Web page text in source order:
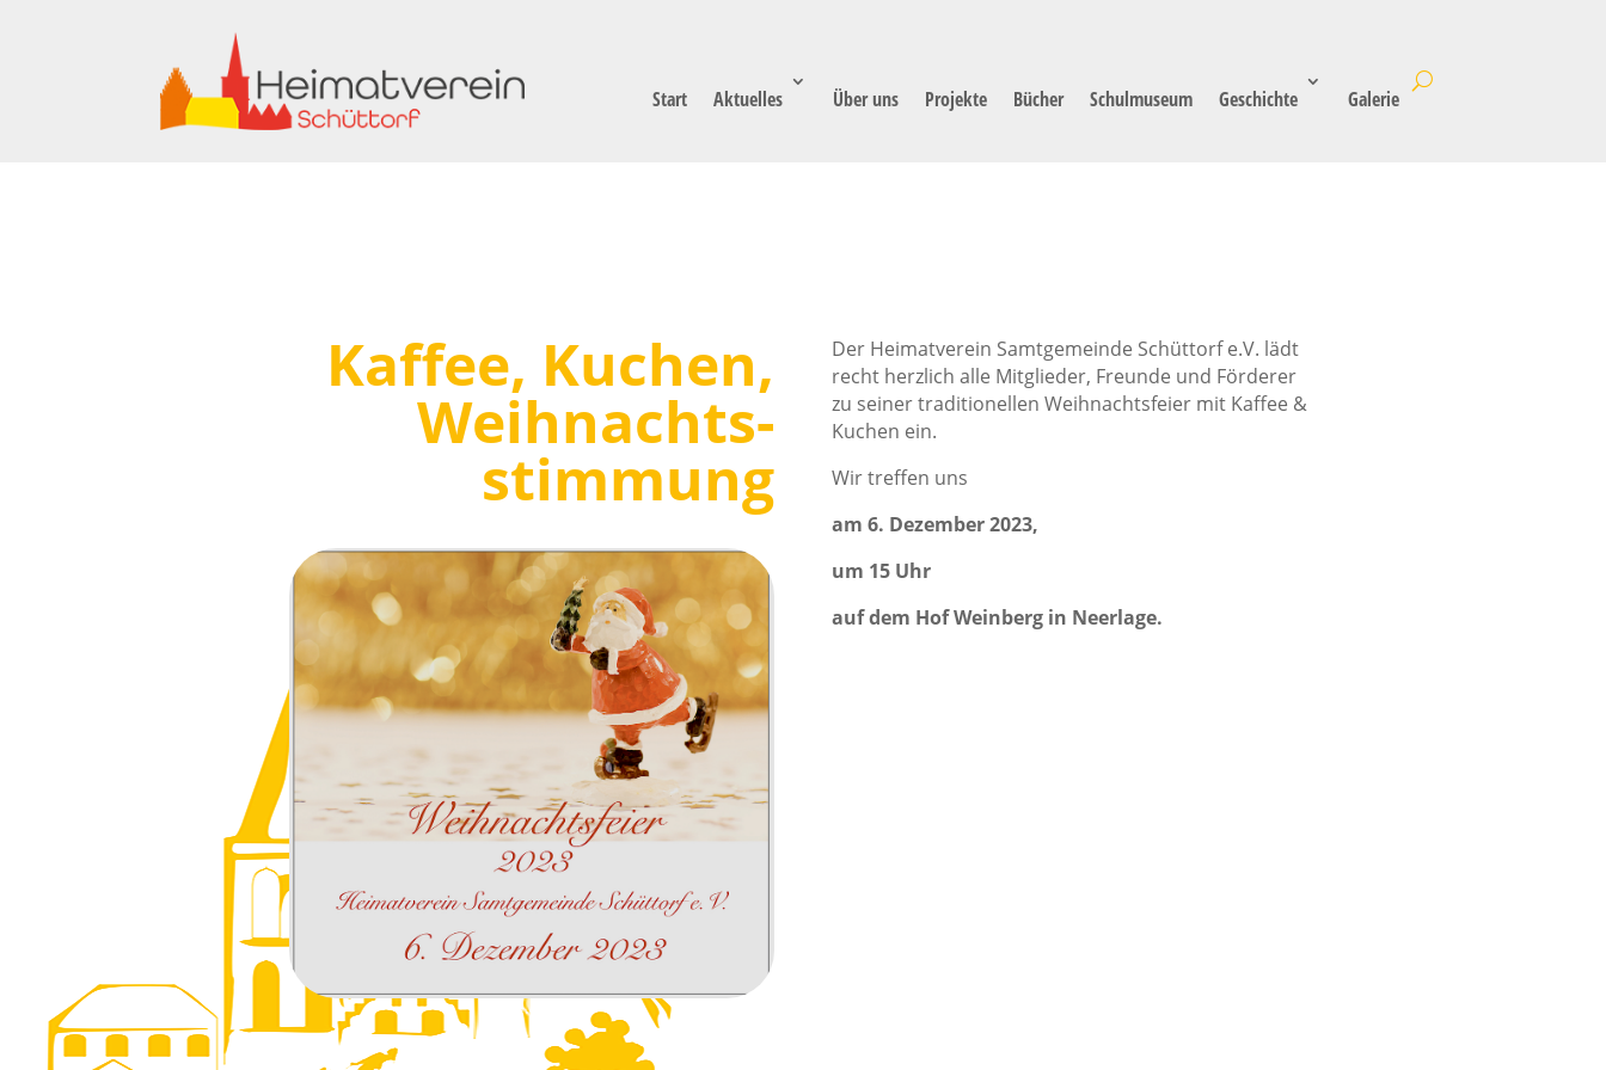
Start Aktuelles Über uns Projekte Bücher Schulmuseum Geschichte Galerie
Kaffee, Kuchen,
Weihnachts-
stimmung
Der Heimatverein Samtgemeinde Schüttorf e.V. lädt
recht herzlich alle Mitglieder, Freunde und Förderer
zu seiner traditionellen Weihnachtsfeier mit Kaffee &
Kuchen ein.
Wir treffen uns
am 6. Dezember 2023,
um 15 Uhr
auf dem Hof Weinberg in Neerlage.